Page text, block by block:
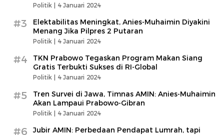
Politik | 4 Januari 2024
#3
Elektabilitas Meningkat, Anies-Muhaimin Diyakini
Menang Jika Pilpres 2 Putaran
Politik | 4 Januari 2024
#4
TKN Prabowo Tegaskan Program Makan Siang
Gratis Terbukti Sukses di RI-Global
Politik | 4 Januari 2024
#5
Tren Survei di Jawa, Timnas AMIN: Anies-Muhaimin
Akan Lampaui Prabowo-Gibran
Politik | 4 Januari 2024
#6
Jubir AMIN: Perbedaan Pendapat Lumrah, tapi